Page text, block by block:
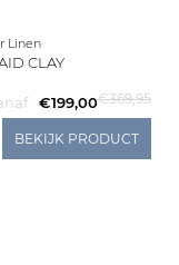
Linen
CLAY
€199,00€369,95
BEKIJK PRODUCT